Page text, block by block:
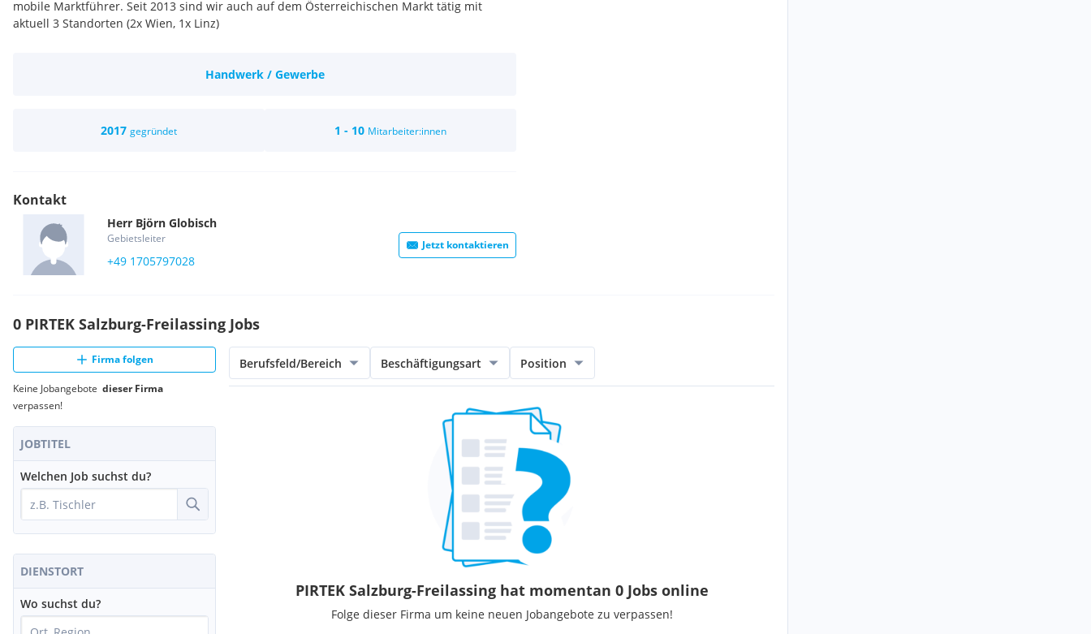
mobile Marktführer. Seit 2013 sind wir auch auf dem Österreichischen Markt tätig mit
aktuell 3 Standorten (2x Wien, 1x Linz)
Handwerk / Gewerbe
2017 gegründet 1 - 10 Mitarbeiter:innen
Kontakt
Herr Björn Globisch
Gebietsleiter
+49 1705797028
Jetzt kontaktieren
0 PIRTEK Salzburg-Freilassing Jobs
Firma folgen
Keine Jobangebote dieser Firma
verpassen!
JOBTITEL
Welchen Job suchst du?
DIENSTORT
Wo suchst du?
Berufsfeld/Bereich Beschäftigungsart Position
PIRTEK Salzburg-Freilassing hat momentan 0 Jobs online
Folge dieser Firma um keine neuen Jobangebote zu verpassen!